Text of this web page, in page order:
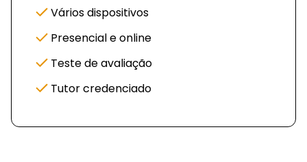
Vários dispositivos
Presencial e online
Teste de avaliação
Tutor credenciado